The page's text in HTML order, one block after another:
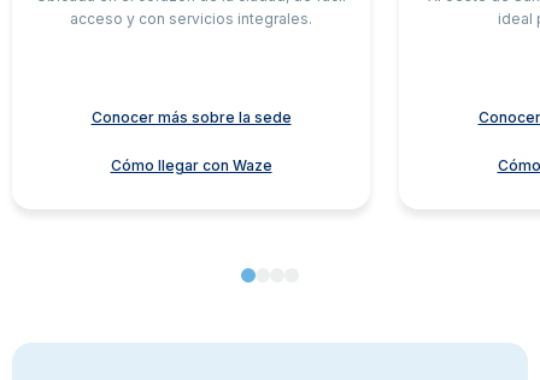
acceso y con servicios integrales.
Conocer más sobre la sede
Cómo llegar con Waze
ideal